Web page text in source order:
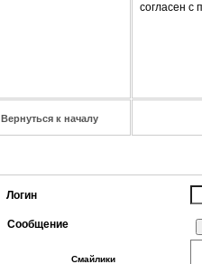
согласен с
Вернуться к началу
Логин
Сообщение
Смайлики